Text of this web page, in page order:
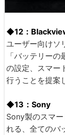
◆12：
ユーザー向けソ
「バッテリー
の設定、スマー
行うことを提案
◆13：Sony
Sony製のスマ
れる、全てのバ